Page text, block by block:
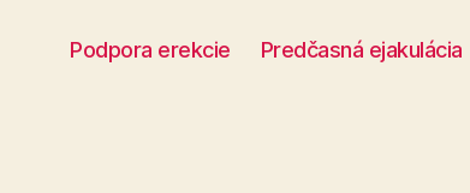
Podpora erekcie Predčasná ejakulácia